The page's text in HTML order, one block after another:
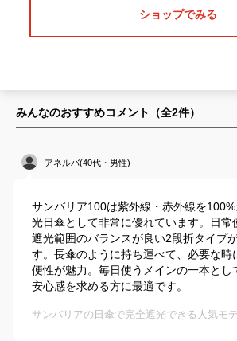
ショップでみる
みんなのおすすめコメント（全2件）
アネルバ(40代・男性)
サンバリア100は紫外線・赤外線を
光日傘として非常に優れています。日常
遮光範囲のバランスが良い2段折タイプ
す。長傘のように持ち運べて、必要な時
便性が魅力。毎日使うメインの一本とし
安心感を求める方に最適です。